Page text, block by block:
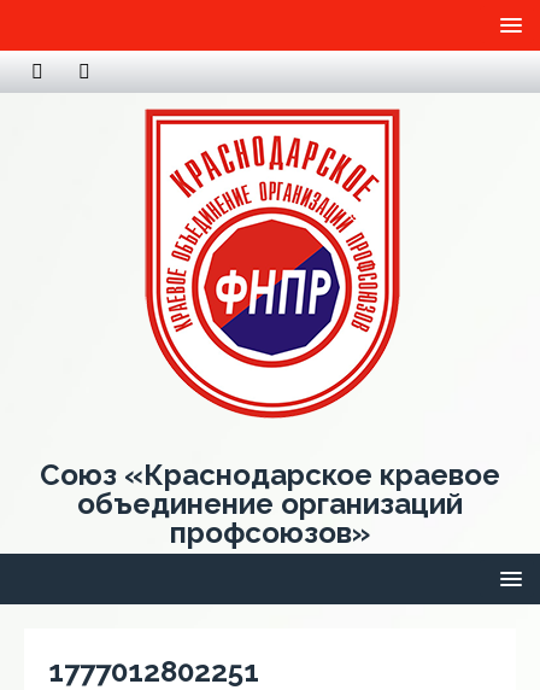
Союз «Краснодарское краевое
объединение организаций
профсоюзов»
1777012802251